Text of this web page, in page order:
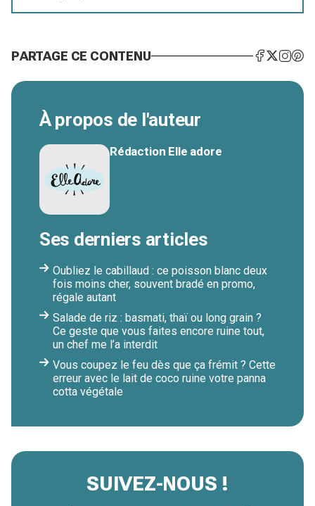
PARTAGE CE CONTENU
À propos de l'auteur
Rédaction Elle adore
Ses derniers articles
Oubliez le cabillaud : ce poisson blanc deux
fois moins cher, souvent bradé en promo,
régale autant
Salade de riz : basmati, thaï ou long grain ?
Ce geste que vous faites encore ruine tout,
un chef me l’a interdit
Vous coupez le feu dès que ça frémit ? Cette
erreur avec le lait de coco ruine votre panna
cotta végétale
SUIVEZ-NOUS !